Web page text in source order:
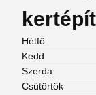
Hétfő
Kedd
Szerda
Csütörtök